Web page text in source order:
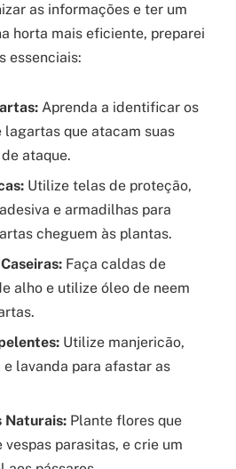
as informações e ter um
horta mais eficiente, preparei
essenciais:
Aprenda a identificar os
que atacam suas
ataque.
Utilize telas de proteção,
e armadilhas para
cheguem às plantas.
Faça caldas de
alho e utilize óleo de neem
Utilize manjericão,
lavanda para afastar as
Naturais: Plante flores que
parasitas, e crie um